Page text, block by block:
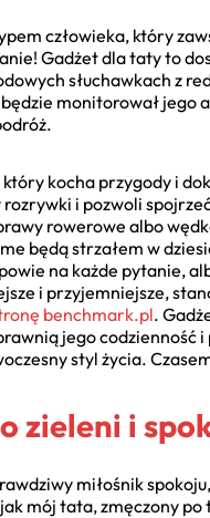
człowieka, który
Gadżet dla taty to
słuchawkach z
monitorował jego
kocha przygody i
i pozwoli
rowerowe albo
będą strzałem w
na każde pytanie,
i przyjemniejsze,
benchmark.pl.
jego codzienność
styl życia.
zieleni i
miłośnik
mój tata, zmęczony po